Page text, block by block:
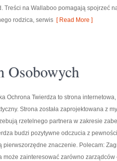
Treści na Wallaboo pomagają spojrzeć
rodzica, serwis [ Read More ]
Osobowych
Ochrona Twierdza to strona
Strona została zaprojektowana z
rzetelnego partnera w zakresie
budzi pozytywne odczucia z
pierwszorzędne znaczenie. Polecam:
może zainteresować zarówno